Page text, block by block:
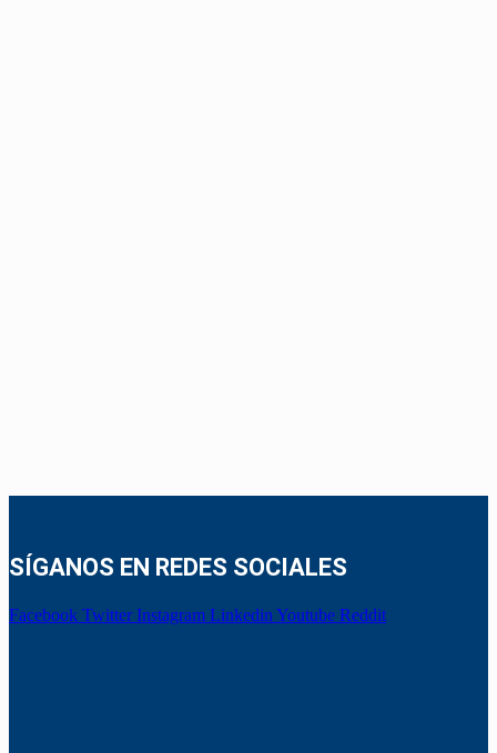
SÍGANOS EN REDES SOCIALES
Facebook Twitter Instagram Linkedin Youtube Reddit